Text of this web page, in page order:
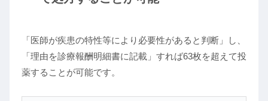
「医師が疾患の特性等により必要性があると判断」し、
「理由を診療報酬明細書に記載」すれば63枚を超えて投
薬することが可能です。